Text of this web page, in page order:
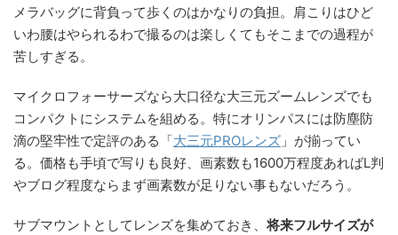
メラバッグに背負って歩くのはかなりの負担。肩こりはひど
いわ腰はやられるわで撮るのは楽しくてもそこまでの過程が
苦しすぎる。
マイクロフォーサーズなら大口径な大三元ズームレンズでも
コンパクトにシステムを組める。特にオリンパスには防塵防
滴の堅牢性で定評のある「大三元PROレンズ 」が揃ってい
る。価格も手頃で写りも良好、画素数も1600万程度あればL判
やブログ程度ならまず画素数が足りない事もないだろう。
サブマウントとしてレンズを集めておき、将来フルサイズが